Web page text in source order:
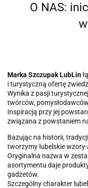
O NAS:
Marka Szczupak LubLin
i turystyczną ofertę
Wynika z pasji
twórców,
Inspiracją przy jej
związana z powstaniem
Bazując na historii,
tworzymy lubelskie
Oryginalna nazwa w
asortymentu daje
gadżetów.
Szczególny charakter